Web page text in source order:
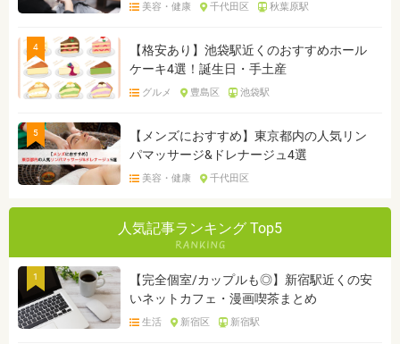
美容・健康 千代田区 秋葉原駅
4
【格安あり】池袋駅近くのおすすめホール
ケーキ4選！誕生日・手土産
グルメ 豊島区 池袋駅
5
【メンズにおすすめ】東京都内の人気リン
パマッサージ&ドレナージュ4選
美容・健康 千代田区
人気記事ランキング Top5
1
【完全個室/カップルも◎】新宿駅近くの安
いネットカフェ・漫画喫茶まとめ
生活 新宿区 新宿駅